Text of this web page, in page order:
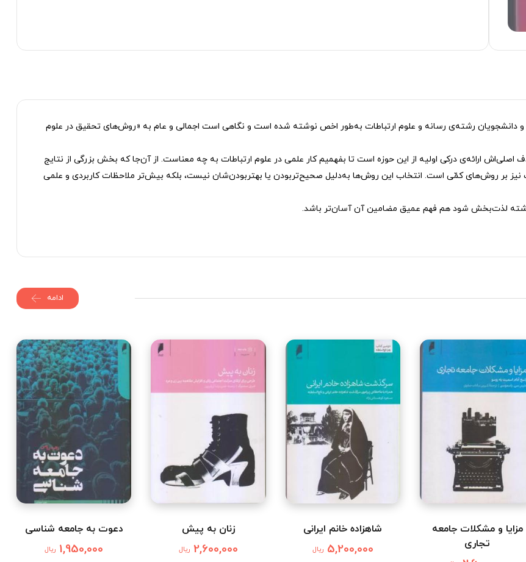
دانشجویان رشته‌ی رسانه و علوم ارتباطات به‌طور اخص نوشته شده است و نگاهی است اجمالی و عام به «روش‌های تحقیق در علوم
ارائه‌ی درکی اولیه از این حوزه است تا بفهمیم کار علمی در علوم ارتباطات به چه معناست. از آن‌جا که بخش بزرگی از نتایج
بر روش‌های کمّی است. انتخاب این روش‌ها به‌دلیل صحیح‌تربودن یا بهتربودن‌شان نیست، بلکه بیش‌تر ملاحظات کاربردی و علمی
لذت‌بخش شود هم فهم عمیق مضامین آن آسان‌تر باشد.
ادامه
مزایا و مشکلات جامعه
تجاری
شاهزاده خانم ایرانی
5,200,000 ریال
زنان به پیش
2,600,000 ریال
دعوت به جامعه شناسی
1,950,000 ریال